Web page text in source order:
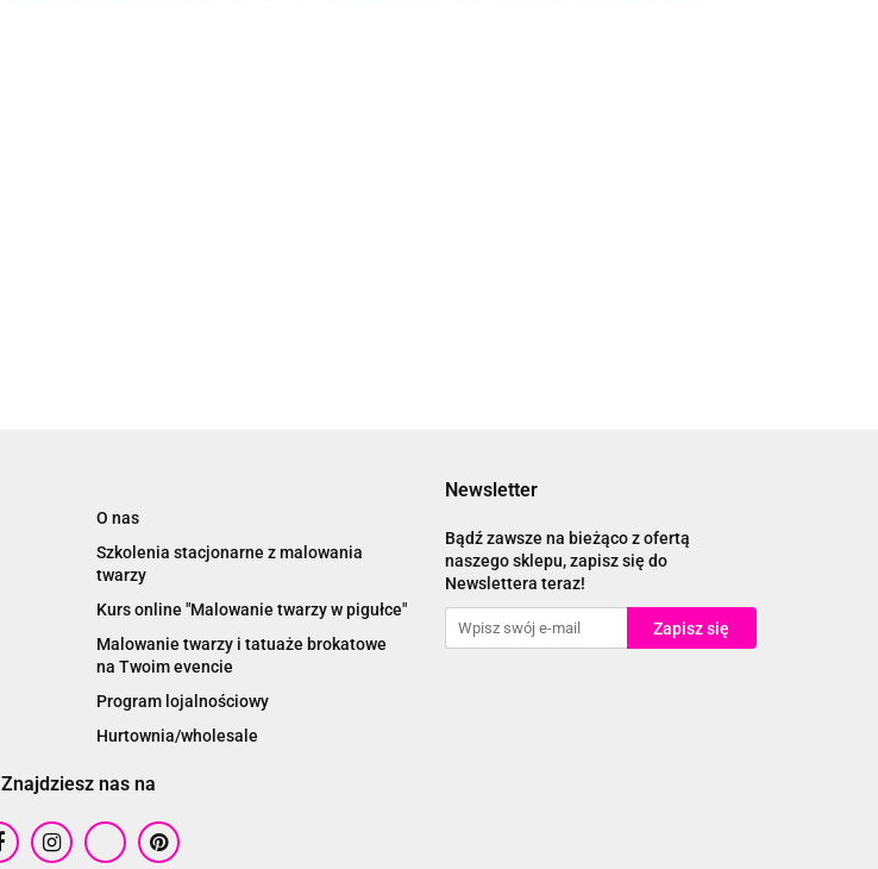
O nas
Szkolenia stacjonarne z malowania
twarzy
Kurs online "Malowanie twarzy w pigułce"
Malowanie twarzy i tatuaże brokatowe
na Twoim evencie
Program lojalnościowy
Hurtownia/wholesale
Newsletter
Bądź zawsze na bieżąco z ofertą
naszego sklepu, zapisz się do
Newslettera teraz!
Znajdziesz nas na